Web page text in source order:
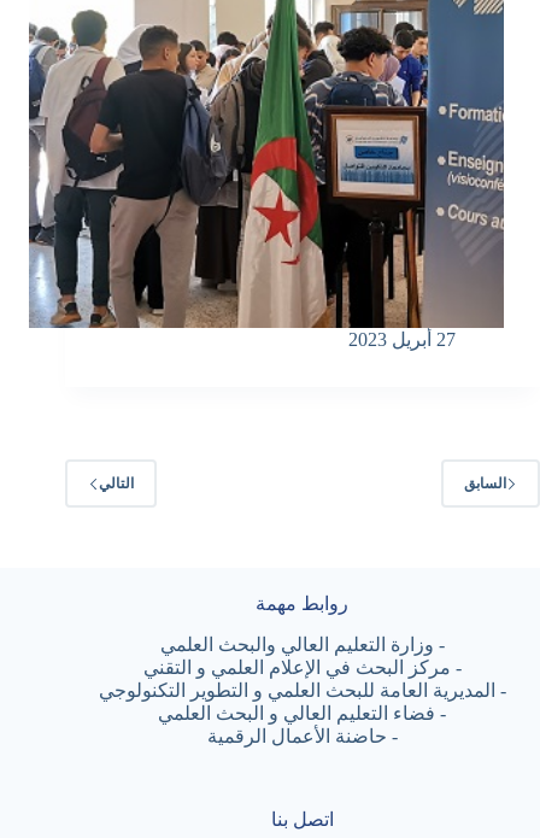
27 أبريل 2023
السابق التالي
روابط مهمة
- وزارة التعليم العالي والبحث العلمي
- مركز البحث في الإعلام العلمي و التقني
- المديرية العامة للبحث العلمي و التطوير التكنولوجي
- فضاء التعليم العالي و البحث العلمي
- حاضنة الأعمال الرقمية
اتصل بنا